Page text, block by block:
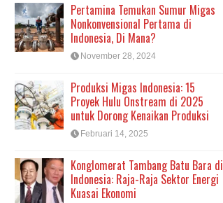
Pertamina Temukan Sumur Migas
Nonkonvensional Pertama di
Indonesia, Di Mana?
November 28, 2024
Produksi Migas Indonesia: 15
Proyek Hulu Onstream di 2025
untuk Dorong Kenaikan Produksi
Februari 14, 2025
Konglomerat Tambang Batu Bara di
Indonesia: Raja-Raja Sektor Energi
Kuasai Ekonomi